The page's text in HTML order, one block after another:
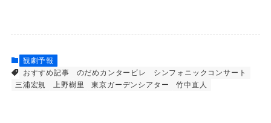
観劇予報
おすすめ記事
のだめカンタービレ
シンフォニックコンサート
三浦宏規
上野樹里 東京ガーデンシアター 竹中直人